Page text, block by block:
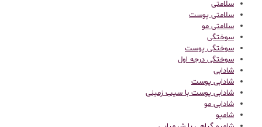
سلامتی
سلامتی پوست
سلامتی مو
سوختگی
سوختگی پوست
سوختگی درجه اول
شادابی
شادابی پوست
شادابی پوست با سیب زمینی
شادابی مو
شامپو